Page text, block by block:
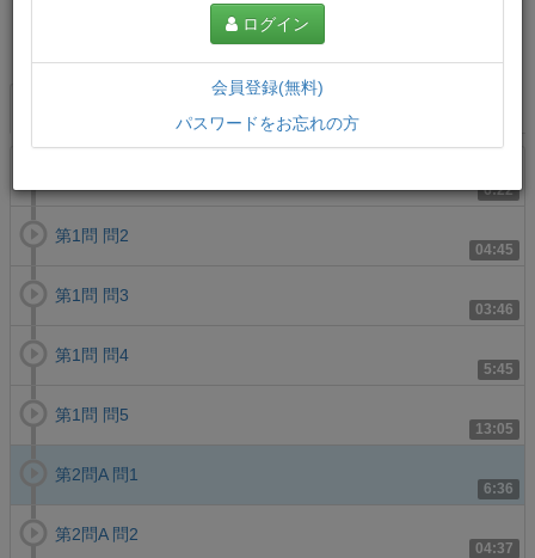
6:22
04:45
第1問 問2
03:46
第1問 問3
5:45
第1問 問4
13:05
第1問 問5
6:36
第2問A 問1
04:37
第2問A 問2
ログイン
会員登録(無料)
パスワードをお忘れの方